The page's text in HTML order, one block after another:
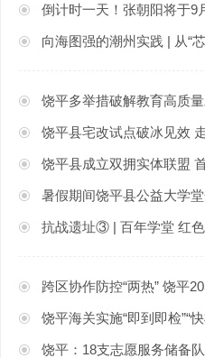
倒计时一天！张朝阳将于9
向海图强的潮州实践 | 从“
饶平多举措破解教育高质
饶平县宅改试点破冰见效
饶平县成立双拥实体联盟
暑假期间饶平县公益大学
抗战遗址③ | 百年学堂 红
跨区协作防控“两热” 饶平
饶平海关实施“即到即检”“
饶平：18支志愿服务储备